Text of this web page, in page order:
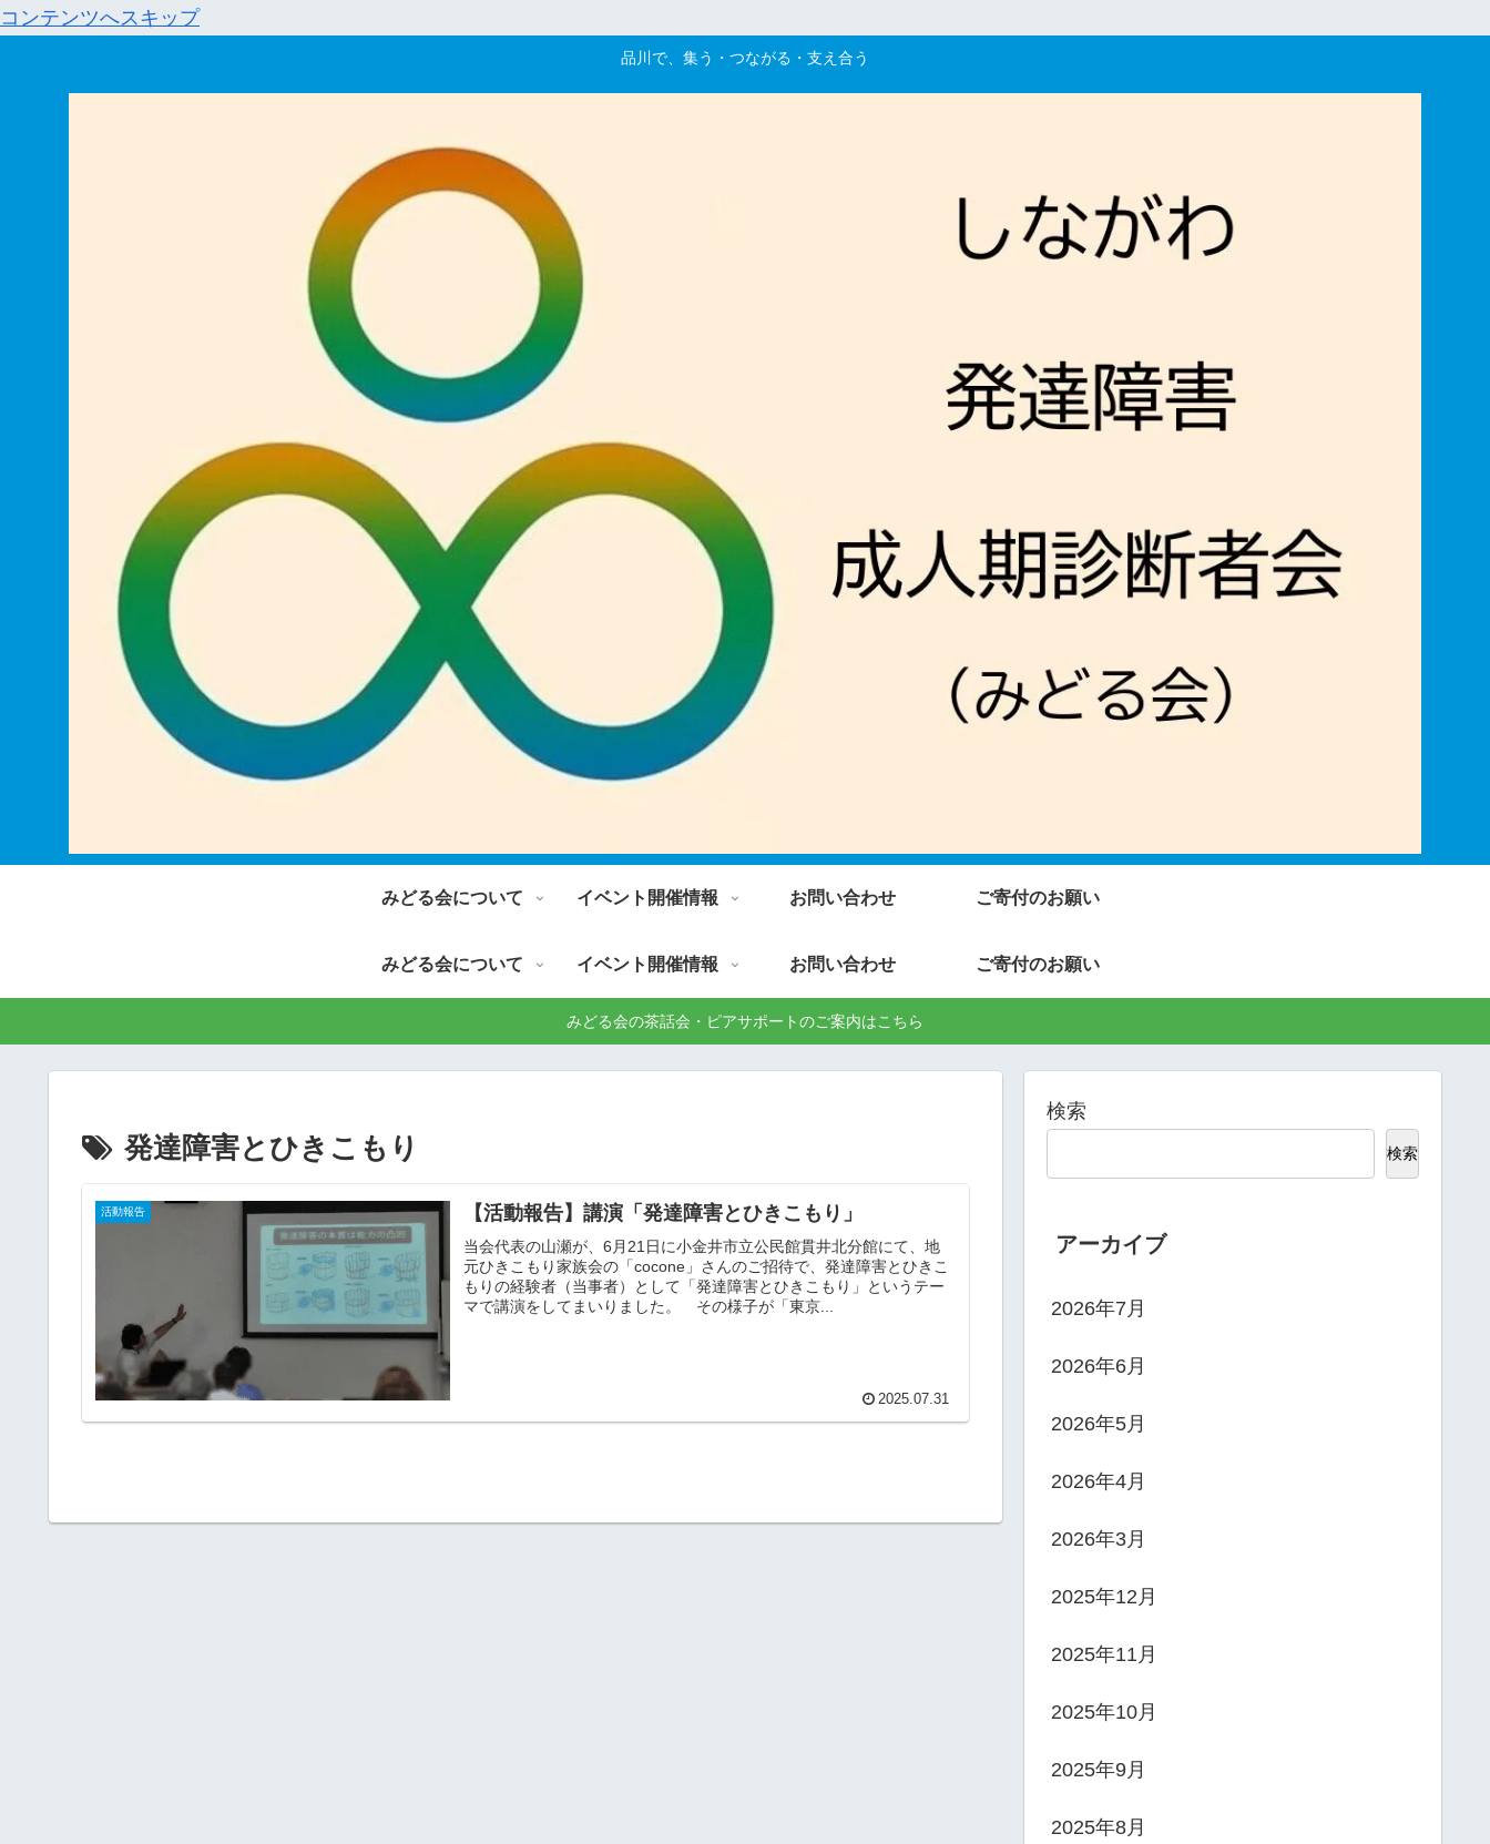
コンテンツへスキップ
品川で、集う・つながる・支え合う
みどる会について イベント開催情報 お問い合わせ ご寄付のお願い
みどる会について イベント開催情報 お問い合わせ ご寄付のお願い
みどる会の茶話会・ピアサポートのご案内はこちら
発達障害とひきこもり
活動報告 【活動報告】講演「発達障害とひきこもり」
当会代表の山瀬が、6月21日に小金井市立公民館貫井北分館にて、地
元ひきこもり家族会の「cocone」さんのご招待で、発達障害とひきこ
もりの経験者（当事者）として「発達障害とひきこもり」というテー
マで講演をしてまいりました。 その様子が「東京...
2025.07.31
検索
検索
アーカイブ
2026年7月
2026年6月
2026年5月
2026年4月
2026年3月
2025年12月
2025年11月
2025年10月
2025年9月
2025年8月